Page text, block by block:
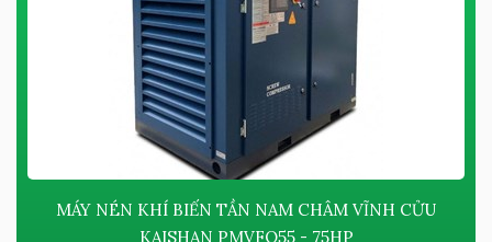
MÁY NÉN KHÍ BIẾN TẦN NAM CHÂM VĨNH CỬU
KAISHAN PMVFQ55 - 75HP